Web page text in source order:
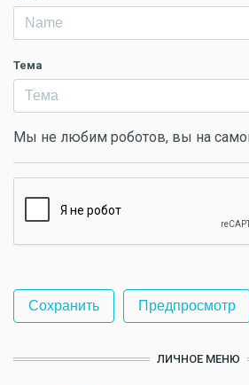
Тема
Мы не любим роботов, вы на
ЛИЧНОЕ МЕНЮ